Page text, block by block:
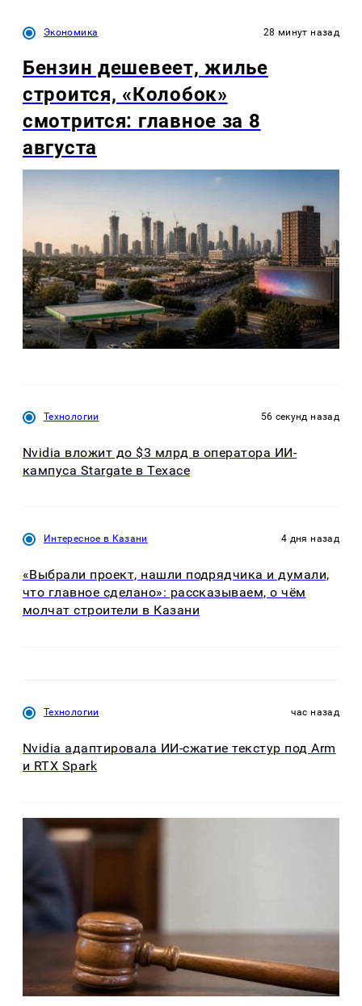
Экономика 28 минут назад
Бензин дешевеет, жилье
строится, «Колобок»
смотрится: главное за 8
августа
Технологии 56 секунд назад
Nvidia вложит до $3 млрд в оператора ИИ-
кампуса Stargate в Техасе
Интересное в Казани 4 дня назад
«Выбрали проект, нашли подрядчика и думали,
что главное сделано»: рассказываем, о чём
молчат строители в Казани
Технологии час назад
Nvidia адаптировала ИИ-сжатие текстур под Arm
и RTX Spark